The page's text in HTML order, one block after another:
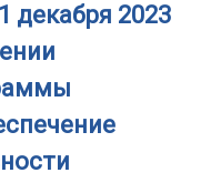
декабря 2023